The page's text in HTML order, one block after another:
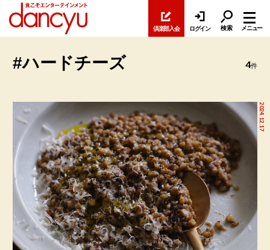
倶楽部入会 ログイン 検索 メニュー
#ハードチーズ 4件
2024.12.17